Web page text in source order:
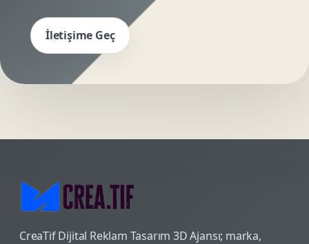
İletişime Geç
CreaTif Dijital Reklam Tasarım 3D Ajansı; marka,